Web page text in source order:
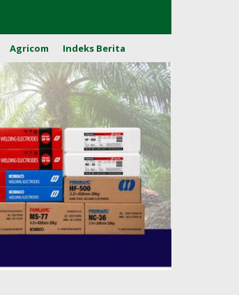
Agricom Indeks Berita